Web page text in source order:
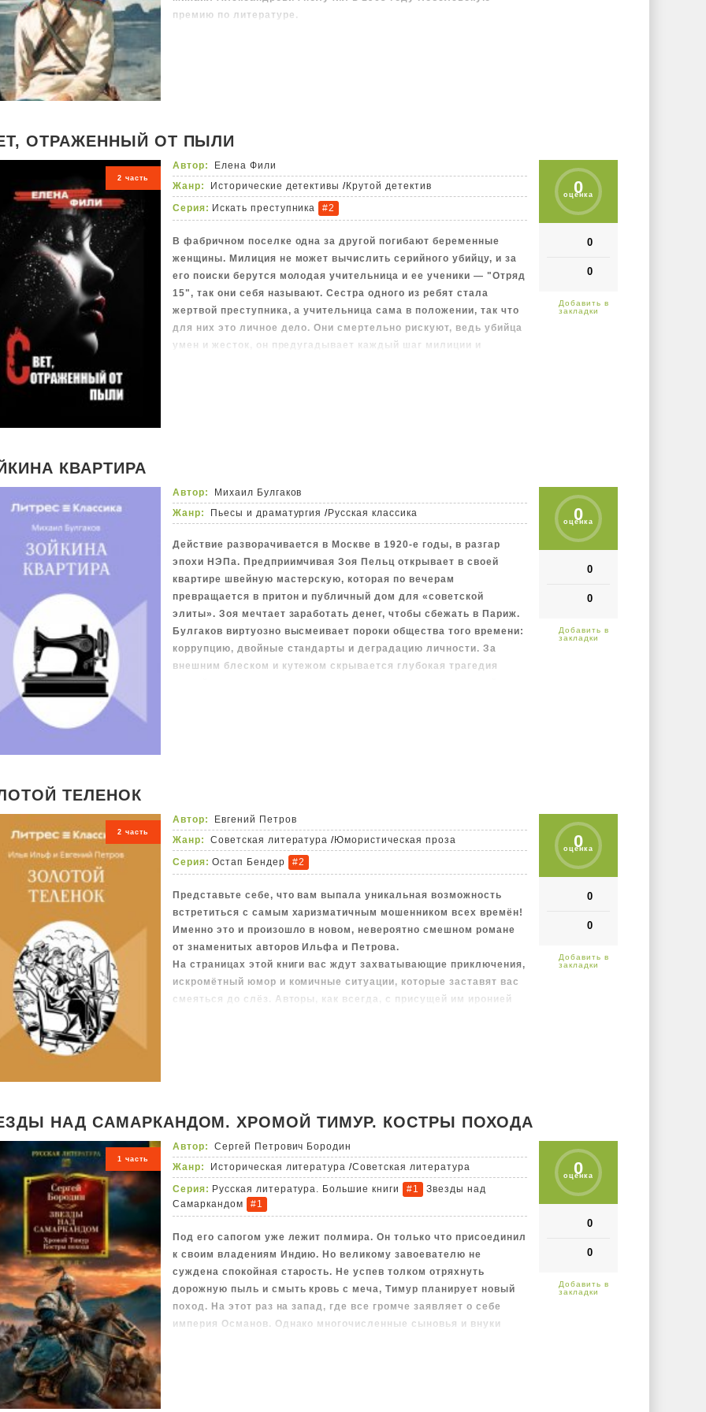
премию по литературе.
ОТРАЖЕННЫЙ ОТ ПЫЛИ
2 часть 0
оценка
0
0
Автор:
Елена Фили
Жанр:
Исторические детективы /Крутой детектив
Серия: Искать преступника #2
В фабричном поселке одна за другой погибают беременные
женщины. Милиция не может вычислить серийного убийцу, и за
его поиски берутся молодая учительница и ее ученики — "Отряд
15", так они себя называют. Сестра одного из ребят стала
жертвой преступника, а учительница сама в положении, так что
для них это личное дело. Они смертельно рискуют, ведь убийца
умен и жесток, он предугадывает каждый шаг милиции и
КВАРТИРА
0
оценка
0
0
Автор:
Михаил Булгаков
Жанр:
Пьесы и драматургия /Русская классика
Действие разворачивается в Москве в 1920-е годы, в разгар
эпохи НЭПа. Предприимчивая Зоя Пельц открывает в своей
квартире швейную мастерскую, которая по вечерам
превращается в притон и публичный дом для «советской
элиты». Зоя мечтает заработать денег, чтобы сбежать в Париж.
Булгаков виртуозно высмеивает пороки общества того времени:
коррупцию, двойные стандарты и деградацию личности. За
внешним блеском и кутежом скрывается глубокая трагедия
ТЕЛЕНОК
2 часть 0
оценка
0
0
Автор:
Евгений Петров
Жанр:
Советская литература /Юмористическая проза
Серия: Остап Бендер #2
Представьте себе, что вам выпала уникальная возможность
встретиться с самым харизматичным мошенником всех времён!
Именно это и произошло в новом, невероятно смешном романе
от знаменитых авторов Ильфа и Петрова.
На страницах этой книги вас ждут захватывающие приключения,
искромётный юмор и комичные ситуации, которые заставят вас
смеяться до слёз. Авторы, как всегда, с присущей им иронией
НАД САМАРКАНДОМ. ХРОМОЙ ТИМУР. КОСТРЫ ПОХОДА
1 часть 0
оценка
0
0
Автор:
Сергей Петрович Бородин
Жанр:
Историческая литература /Советская литература
Серия: Русская литература. Большие книги #1
Звезды над
Самаркандом
#1
Под его сапогом уже лежит полмира. Он только что присоединил
к своим владениям Индию. Но великому завоевателю не
суждена спокойная старость. Не успев толком отряхнуть
дорожную пыль и смыть кровь с меча, Тимур планирует новый
поход. На этот раз на запад, где все громче заявляет о себе
империя Османов. Однако многочисленные сыновья и внуки